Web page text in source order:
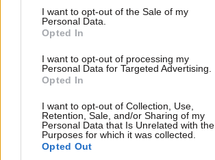
consent section.
I want to opt-out of the Sale of my
Personal Data.
Opted In
I want to opt-out of processing my
Personal Data for Targeted Advertising.
Opted In
I want to opt-out of Collection, Use,
Retention, Sale, and/or Sharing of my
Personal Data that Is Unrelated with the
Purposes for which it was collected.
Opted Out
ΠΡΟΣΘΕΣΤΕ ΤΟ ΣΧΟΛΙΟ ΣΑΣ